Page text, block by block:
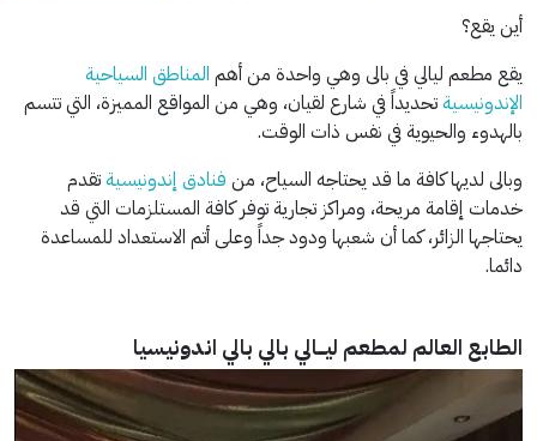
أين يقع؟
يقع مطعم ليالي في بالى وهي واحدة من أهم المناطق السياحية
الإندونيسية تحديداً في شارع لقيان، وهي من المواقع المميزة، التي تتسم
بالهدوء والحيوية في نفس ذات الوقت.
وبالى لديها كافة ما قد يحتاجه السياح، من فنادق إندونيسية تقدم
خدمات إقامة مريحة، ومراكز تجارية توفر كافة المستلزمات التي قد
يحتاجها الزائر، كما أن شعبها ودود جداً وعلى أتم الاستعداد للمساعدة
دائما.
الطابع العالم لمطعم ليـــالي بالي بالي اندونيسيا